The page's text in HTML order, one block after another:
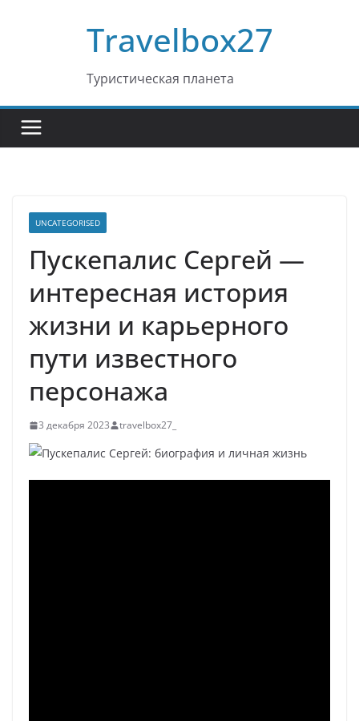
Travelbox27
Туристическая планета
UNCATEGORISED
Пускепалис Сергей —
интересная история
жизни и карьерного
пути известного
персонажа
3 декабря 2023 travelbox27_